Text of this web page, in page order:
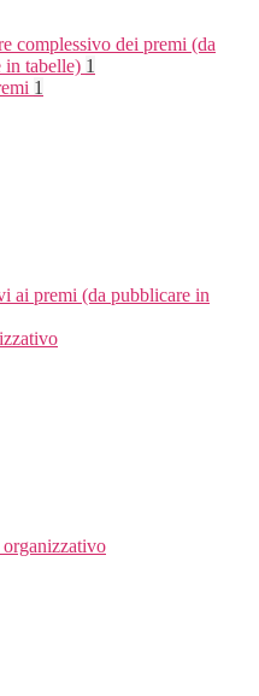
complessivo dei premi (da
in tabelle) 1
1
ai premi (da pubblicare in
organizzativo